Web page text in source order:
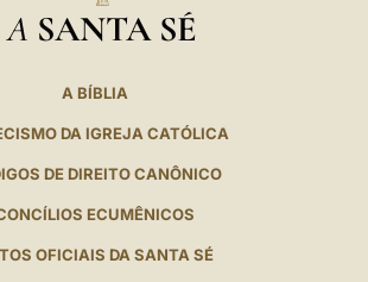
A SANTA SÉ
A BÍBLIA
DA IGREJA CATÓLICA
DE DIREITO CANÔNICO
ECUMÊNICOS
OFICIAIS DA SANTA SÉ